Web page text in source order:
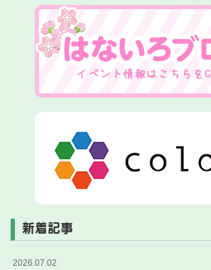
新着記事
2026.07.02